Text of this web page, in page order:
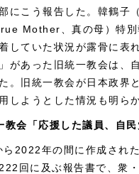
にこう報告した。韓鶴子
Mother、真の母）特
していた状況が露骨に表
があった旧統一教会は、
。旧統一教会が日本政界
しようとした情況も明ら
教会「応援した議員、自民
2022年の間に作成され
回に及ぶ報告書で、衆